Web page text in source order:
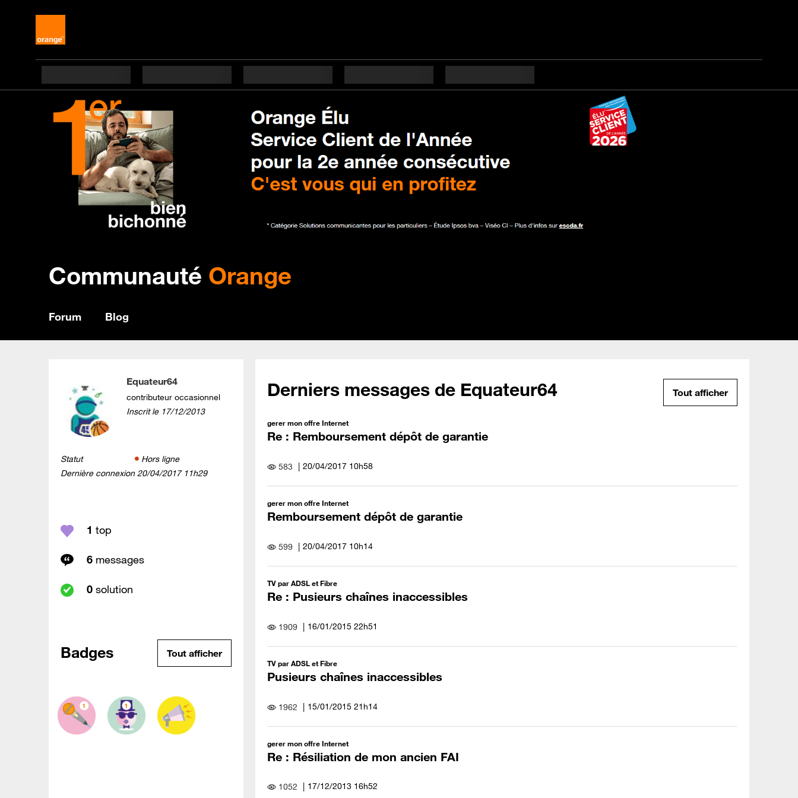
Communauté Orange
Forum Blog
Equateur64
contributeur occasionnel
Inscrit le ‎17/12/2013
Statut
Hors ligne
Dernière connexion ‎20/04/2017 11h29
1 top
6 messages
0 solution
Badges Tout afficher
Derniers messages de Equateur64 Tout afficher
gerer mon offre Internet
Re : Remboursement dépôt de garantie
583 ‎20/04/2017 10h58
gerer mon offre Internet
Remboursement dépôt de garantie
599 ‎20/04/2017 10h14
TV par ADSL et Fibre
Re : Pusieurs chaînes inaccessibles
1909 ‎16/01/2015 22h51
TV par ADSL et Fibre
Pusieurs chaînes inaccessibles
1962 ‎15/01/2015 21h14
gerer mon offre Internet
Re : Résiliation de mon ancien FAI
1052 ‎17/12/2013 16h52